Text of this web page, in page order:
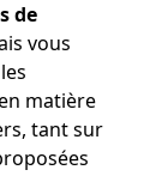
de
vous
matière
tant sur